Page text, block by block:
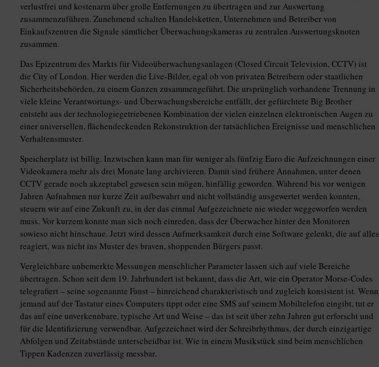
verlustfrei und kostenarm über große Entfernungen zu übertragen und zur Auswertung
zusammenzuführen. Zunehmend schalten Handelsketten, Unternehmen und Betreiber von
Einkaufszentren die Signale sämtlicher Überwachungskameras zu zentralen Auswertungsknoten
zusammen.
Das Epizentrum des Markts für Videoüberwachungsanlagen (Closed Circuit Television, CCTV) ist
die City of London. Hier werden die Live-Bilder, egal ob von privaten Betreibern oder staatlichen
Sicherheitsbehörden, zu einem Ganzen zusammengeführt. Die ursprünglich vorhandene Trennung in
viele kleine Verantwortungs- und Überwachungsbereiche entfällt, der gefürchtete Big Brother
entsteht aus der technologiegetriebenen Kombination der vielen einzelnen elektronischen Augen zu
einer universellen, flächendeckenden Rekonstruktion der tatsächlichen Ereignisse und menschlichen
Verhaltensmuster.
Speicherplatz ist billig. Inzwischen kann man für weniger als fünfzig Euro die Aufzeichnungen einer
Videokamera mehr als drei Monate lang archivieren. Damit sind frühere Annahmen, unter denen
CCTV gerade noch akzeptabel gewesen sein mögen, hinfällig geworden. Während bis vor wenigen
Jahren Aufnahmen nur kurze Zeit aufbewahrt und nicht vollständig ausgewertet werden konnten,
steuern wir auf eine Zukunft zu, in der das einmal Aufgezeichnete nie wieder weggeworfen werden
muss. Vor kurzem konnte man sich noch einreden, dass der Überwacher hinter den Monitoren
sowieso nicht hinschaue. Jetzt wird dessen Aufmerksamkeit durch eine Software gelenkt, die auf alles
reagiert, was nicht ins Muster des braven, shoppenden Bürgers passt.
Vergleichbare unbemerkte Messungen menschlicher Parameter lassen sich auf viele Bereiche
übertragen. Schon seit dem 19. Jahrhundert ist bekannt, dass die Art, wie ein Operator Morse-Codes
telegrafiert – seine sogenannte Faust – hinreichend charakteristisch und zugleich konsistent ist. Wenn
jemand auf der Tastatur eines Computers tippt oder eine SMS auf seinem Mobiltelefon eingibt, tut er
das auf eine unverkennbare, typische Art und Weise – das ist seit über zehn Jahren gut erforscht und
für die Identifizierung verwendbar. Aufgezeichnet wird der Schreibrhythmus, der durch einzigartige
Abfolgen und Zeitabstände unterscheidbar ist. Wie in einem Musikstück sind beim menschlichen
Tippen Kadenzen zuverlässig messbar.